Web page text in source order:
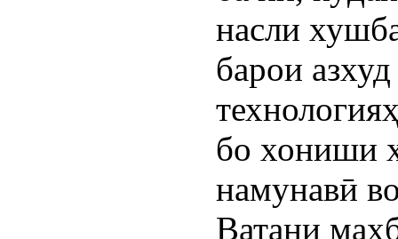
насли
барои
бо хониши
намунавӣ
Ватани